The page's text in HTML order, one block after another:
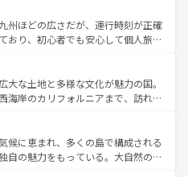
それぞれで全く異なる文化を体験で
。 なお、新着のフランス情報はコンテンツ一覧
験してほしい。 なお、新着の
ツ一覧を参照してほしい。
がある。また、優雅なアフタヌーン
はたまらない英国パブ、サッカー観
そできる体験も豊富。イギリスを旅
しい。
州ほどの広さだが、運行時刻が正確
おり、初心者でも安心して個人旅行
町や、スイスならではのユニークな
ス観光だけでなく町歩きも満喫する
所得が高いため物価も高いが、旅行
楽しむこともできる。 なお、新
テンツ一覧 を参照してほしい。
大な土地と多様な文化が魅力の国。
海岸のカリフォルニアまで、訪れる
観光、ショッピング、エンターテイ
激的なスポットだ。一方、アメリカ
り、グランドキャニオンやイエロー
候に恵まれ、多くの島で構成される
自の魅力をもっている。大自然の神